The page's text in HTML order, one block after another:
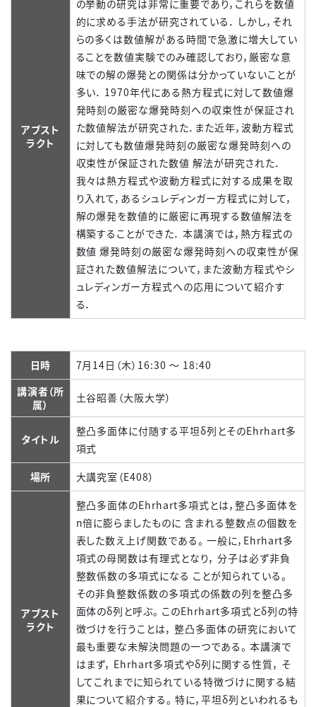
アブスト
ラクト
の挙動の研究は非常に重要であり，これらを数値
的に求める手法が研究されている． しかし，それ
らの多くは数値解がある時間で急激に増大してい
ることを数値実験でのみ確認しており，厳密な意
味での解の爆発との関係は分かっていないことが
多い． 1970年代にある熱方程式に対して数値爆
発時刻の厳密な爆発時刻への収束性が保証され
た数値解法が研究された．また近年，波動方程式
に対しても数値爆発時刻の厳密な爆発時刻への
収束性が保証された数値 解法が研究された．
我々は熱方程式や波動方程式に対する成果を取
り入れて，あるシュレディンガー方程式に対して，
解の爆発を数値的に厳密に再現する数値解法を
構築することができた． 本講演では，熱方程式の
数値 爆発時刻の厳密な爆発時刻への収束性が保
証された数値解法について，また波動方程式やシ
ュレディンガー方程式への応用について紹介す
る．
日時
7月14日（木）16:30 ～ 18:40
講演者（所
属）
土谷昭善（大阪大学）
タイトル
整凸多面体に付随する平坦δ列とそのEhrhart多
項式
場所
大講究室（E408）
アブスト
ラクト
整凸多面体のEhrhart多項式とは，整凸多面体を
n倍に膨らましたものに 含まれる整数点の個数を
表した数え上げ関数である。 一般に，Ehrhart多
項式の母関数は有理式となり， 分子は必ず非負
整数係数の多項式になる ことが知られている。
その非負整数係数の多項式の係数の列を整凸多
面体のδ列と呼ぶ。 このEhrhart多項式とδ列の特
徴づけを行うことは， 整凸多面体の研究において
最も重要な未解決問題の一つである。 本講演で
はまず， Ehrhart多項式やδ列に関する性質， そ
してこれまでに知られている特徴づけに関する結
果について紹介する。 特に，平坦δ列といわれるも